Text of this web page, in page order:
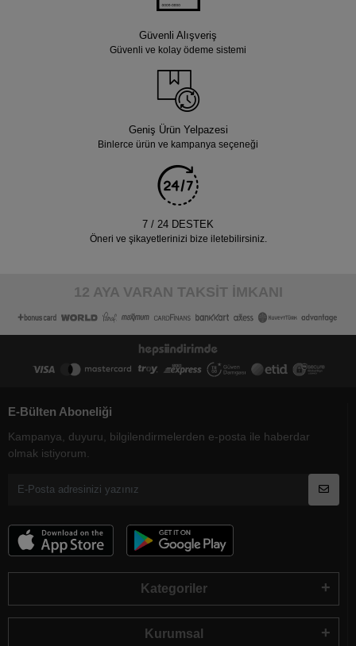
Güvenli Alışveriş
Güvenli ve kolay ödeme sistemi
Geniş Ürün Yelpazesi
Binlerce ürün ve kampanya seçeneği
7 / 24 DESTEK
Öneri ve şikayetlerinizi bize iletebilirsiniz.
12 AYA VARAN TAKSİT İMKANI
E-Bülten Aboneliği
Kampanya, duyuru, bilgilendirmelerden e-posta ile haberdar
olmak istiyorum.
Kategoriler
Kurumsal